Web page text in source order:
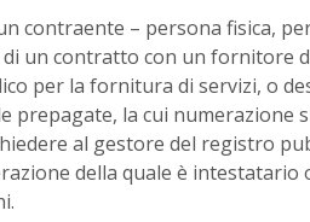
contraente – persona fisica,
un contratto con un fornitore
per la fornitura di servizi, o
prepagate, la cui numerazione
al gestore del registro
della quale è